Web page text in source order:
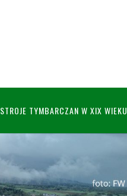
STROJE TYMBARCZAN W XIX WIEKU